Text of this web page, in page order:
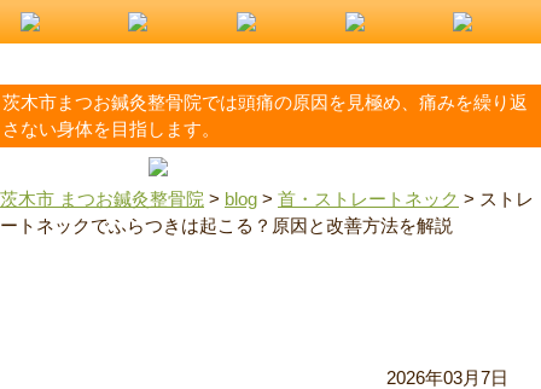
茨木市まつお鍼灸整骨院では頭痛の原因を見極め、痛みを繰り返
さない身体を目指します。
茨木市 まつお鍼灸整骨院 > blog > 首・ストレートネック > ストレ
ートネックでふらつきは起こる？原因と改善方法を解説
2026年03月7日